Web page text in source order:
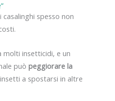
spesso non
molti insetticidi, e un
può peggiorare la
a spostarsi in altre